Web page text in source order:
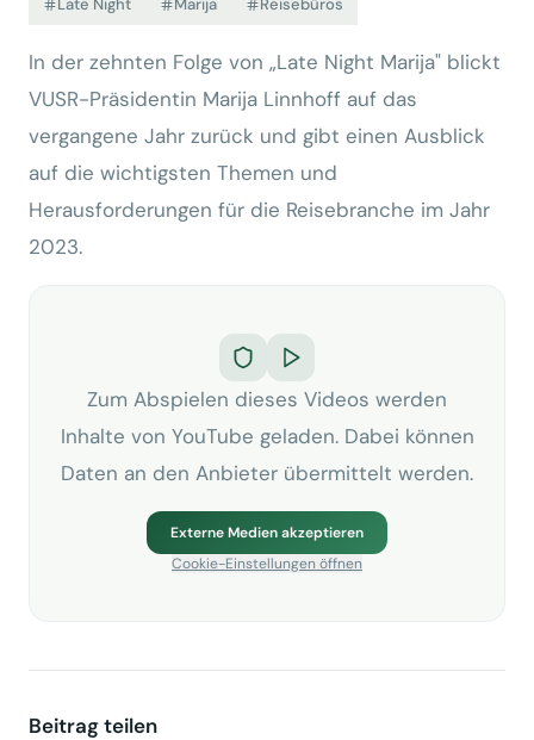
Late Night Marija Reisebüros
In der zehnten Folge von „Late Night Marija" blickt
VUSR-Präsidentin Marija Linnhoff auf das
vergangene Jahr zurück und gibt einen Ausblick
auf die wichtigsten Themen und
Herausforderungen für die Reisebranche im Jahr
2023.
Zum Abspielen dieses Videos werden
Inhalte von YouTube geladen. Dabei können
Daten an den Anbieter übermittelt werden.
Externe Medien akzeptieren
Cookie-Einstellungen öffnen
Beitrag teilen